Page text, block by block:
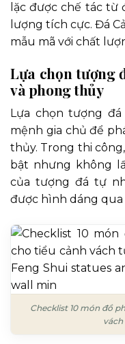
lặc được chế tác từ
lượng tích cực. Đá
mẫu mã với chất
Lựa chọn tượng
và phong thủy
Lựa chọn tượng
mệnh gia chủ để
thủy. Trong thi
bật nhưng không
của tượng đá tự
được hình dáng qua
Checklist 10 món đồ
vách